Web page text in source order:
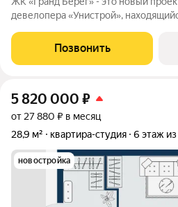
девелопера «Унистрой»,
локация, где все необходимое
остановок общественного
Позвонить
5 820 000 ₽
от 27 880 ₽ в месяц
28,9 м²
квартира-студия 6 этаж из
новостройка